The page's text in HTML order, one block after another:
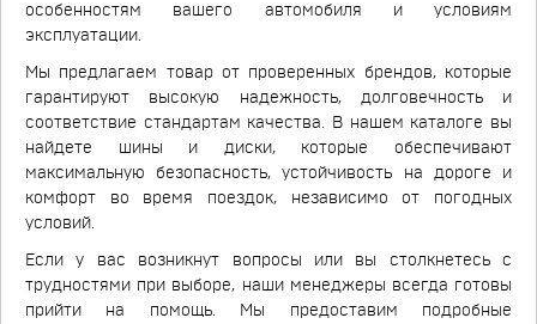
особенностям вашего автомобиля и условиям
эксплуатации.
Мы предлагаем товар от проверенных брендов, которые
гарантируют высокую надежность, долговечность и
соответствие стандартам качества. В нашем каталоге вы
найдете шины и диски, которые обеспечивают
максимальную безопасность, устойчивость на дороге и
комфорт во время поездок, независимо от погодных
условий.
Если у вас возникнут вопросы или вы столкнетесь с
трудностями при выборе, наши менеджеры всегда готовы
прийти на помощь. Мы предоставим подробные